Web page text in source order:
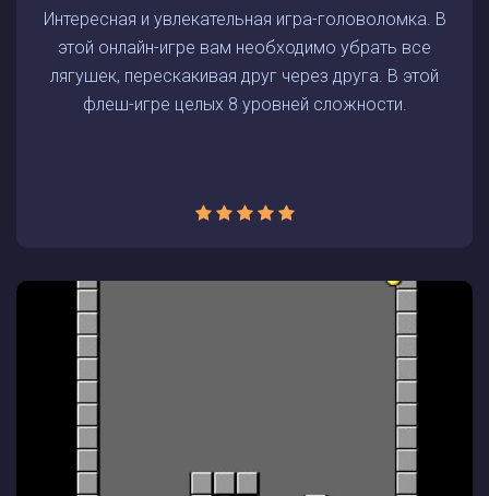
Интересная и увлекательная игра-головоломка. В
этой онлайн-игре вам необходимо убрать все
лягушек, перескакивая друг через друга. В этой
флеш-игре целых 8 уровней сложности.